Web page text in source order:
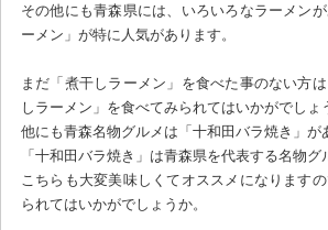
その他にも青森県には、いろいろなラーメン
ーメン」が特に人気があります。
まだ「煮干しラーメン」を食べた事のない方
しラーメン」を食べてみられてはいかがでしょ
他にも青森名物グルメは「十和田バラ焼き」が
「十和田バラ焼き」は青森県を代表する名物グ
こちらも大変美味しくてオススメになります
られてはいかがでしょうか。